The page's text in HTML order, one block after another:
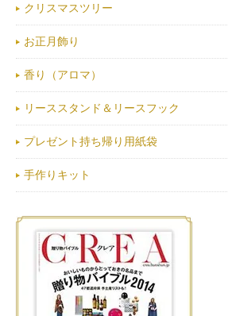
クリスマスツリー
お正月飾り
香り（アロマ）
リーススタンド＆リースフック
プレゼント持ち帰り用紙袋
手作りキット